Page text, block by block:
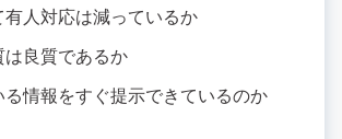
有人対応は減っているか
は良質であるか
情報をすぐ提示できているのか